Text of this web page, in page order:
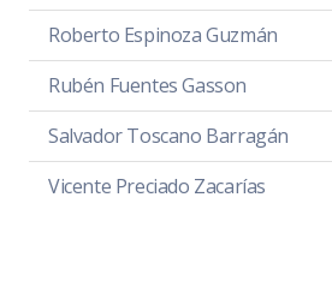
Roberto Espinoza Guzmán
Rubén Fuentes Gasson
Salvador Toscano Barragán
Vicente Preciado Zacarías